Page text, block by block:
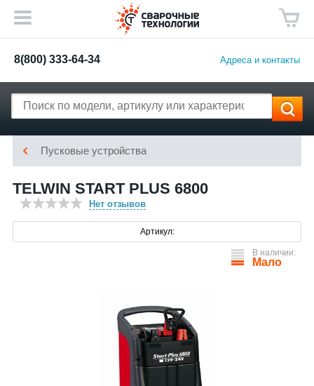
8(800) 333-64-34 Адреса и контакты
Пусковые устройства
TELWIN START PLUS 6800
Нет отзывов
Артикул:
В наличии:
Мало